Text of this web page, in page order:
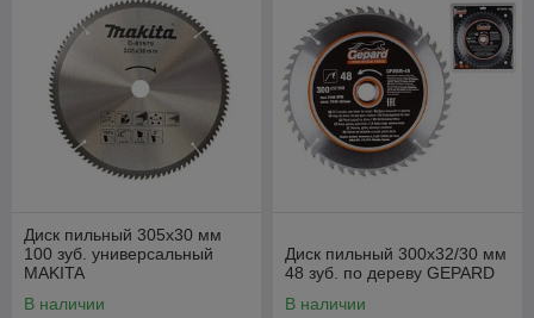
Диск пильный 305х30 мм
100 зуб. универсальный
MAKITA
В наличии
Диск пильный 300х32/30 мм
48 зуб. по дереву GEPARD
В наличии